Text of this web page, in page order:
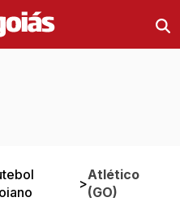
>
Atlético
(GO)